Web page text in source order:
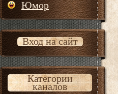
Юмор
Вход на сайт
Категории
каналов